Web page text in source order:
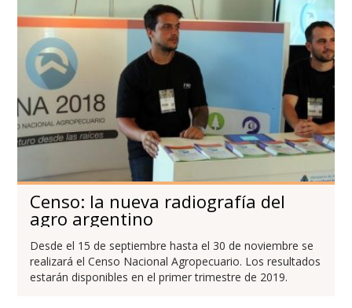
Censo: la nueva radiografía del
agro argentino
Desde el 15 de septiembre hasta el 30 de noviembre se
realizará el Censo Nacional Agropecuario. Los resultados
estarán disponibles en el primer trimestre de 2019.